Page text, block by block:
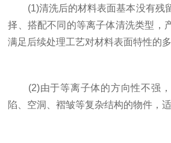
(1)清洗后的材料表面基本没有残
择、搭配不同的等离子体清洗类型，
满足后续处理工艺对材料表面特性的
(2)由于等离子体的方向性不强，
陷、空洞、褶皱等复杂结构的物件，